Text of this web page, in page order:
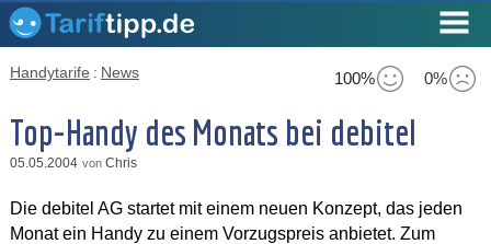
100% 0%
Handytarife : News
Top-Handy des Monats bei debitel
05.05.2004 von Chris
Die debitel AG startet mit einem neuen Konzept, das jeden
Monat ein Handy zu einem Vorzugspreis anbietet. Zum